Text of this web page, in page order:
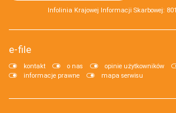
Infolinia Krajowej Informacji Skarbowej:
e-file
kontakt o nas opinie użytkowników
informacje prawne
mapa serwisu